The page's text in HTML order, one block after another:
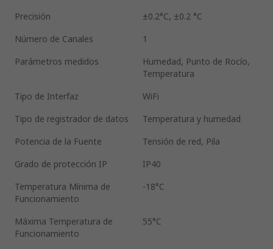
Precisión
±0.2°C, ±0.2 °C
Número de Canales
1
Parámetros medidos
Humedad, Punto de Rocío,
Temperatura
Tipo de Interfaz
WiFi
Tipo de registrador de datos
Temperatura y humedad
Potencia de la Fuente
Tensión de red, Pila
Grado de protección IP
IP40
Temperatura Mínima de
Funcionamiento
-18°C
Máxima Temperatura de
Funcionamiento
55°C